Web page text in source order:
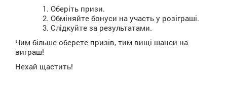
Оберіть призи.
Обміняйте бонуси на участь у розіграші.
Слідкуйте за результатами.
Чим більше оберете призів, тим вищі шанси на
виграш!
Нехай щастить!